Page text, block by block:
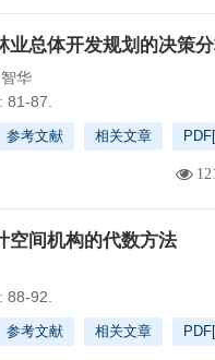
业总体开发规划的决策
华
81-87.
参考文献 相关文章 PDF[
空间机构的代数方法
88-92.
参考文献 相关文章 PDF[